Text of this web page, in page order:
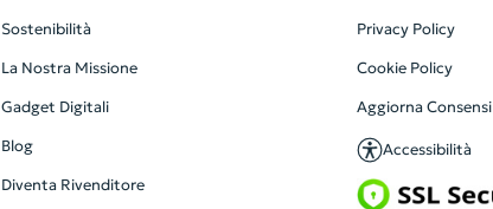
Sostenibilità
La Nostra Missione
Gadget Digitali
Blog
Diventa Rivenditore
Privacy Policy
Cookie Policy
Aggiorna Consensi
Accessibilità